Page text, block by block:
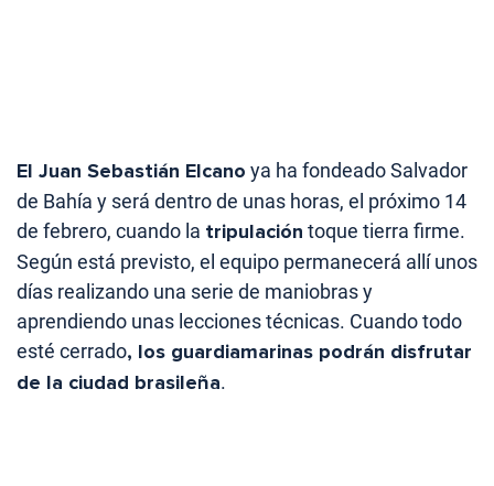
El Juan Sebastián Elcano ya ha fondeado Salvador
de Bahía y será dentro de unas horas, el próximo 14
de febrero, cuando la tripulación toque tierra firme.
Según está previsto, el equipo permanecerá allí unos
días realizando una serie de maniobras y
aprendiendo unas lecciones técnicas. Cuando todo
esté cerrado, los guardiamarinas podrán disfrutar
de la ciudad brasileña.